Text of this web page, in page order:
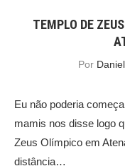
TEMPLO DE
Por
Eu não poderia
mamis nos disse logo
Zeus Olímpico em
distância…